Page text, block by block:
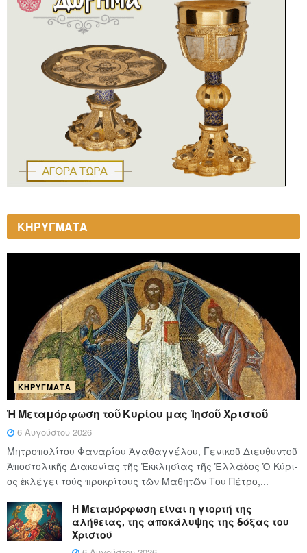
ΚΗΡΥΓΜΑΤΑ
ΚΗΡΎΓΜΑΤΑ
Ἡ Μεταμόρφωση τοῦ Κυρίου μας Ἰησοῦ Χριστοῦ
6 Αυγούστου 2026
Μητροπολίτου Φαναρίου Ἀγαθαγγέλου, Γενικοῦ Διευθυντοῦ
Ἀποστολικῆς Διακονίας τῆς Ἐκκλησίας τῆς Ἑλλάδος Ὁ Κύ­ρι­
ος ἐκλέγει τούς προ­κρί­τους τῶν Μα­θη­τῶν Του Πέ­τρο,...
Η Μεταμόρφωση είναι η γιορτή της
αλήθειας, της αποκάλυψης της δόξας του
Χριστού